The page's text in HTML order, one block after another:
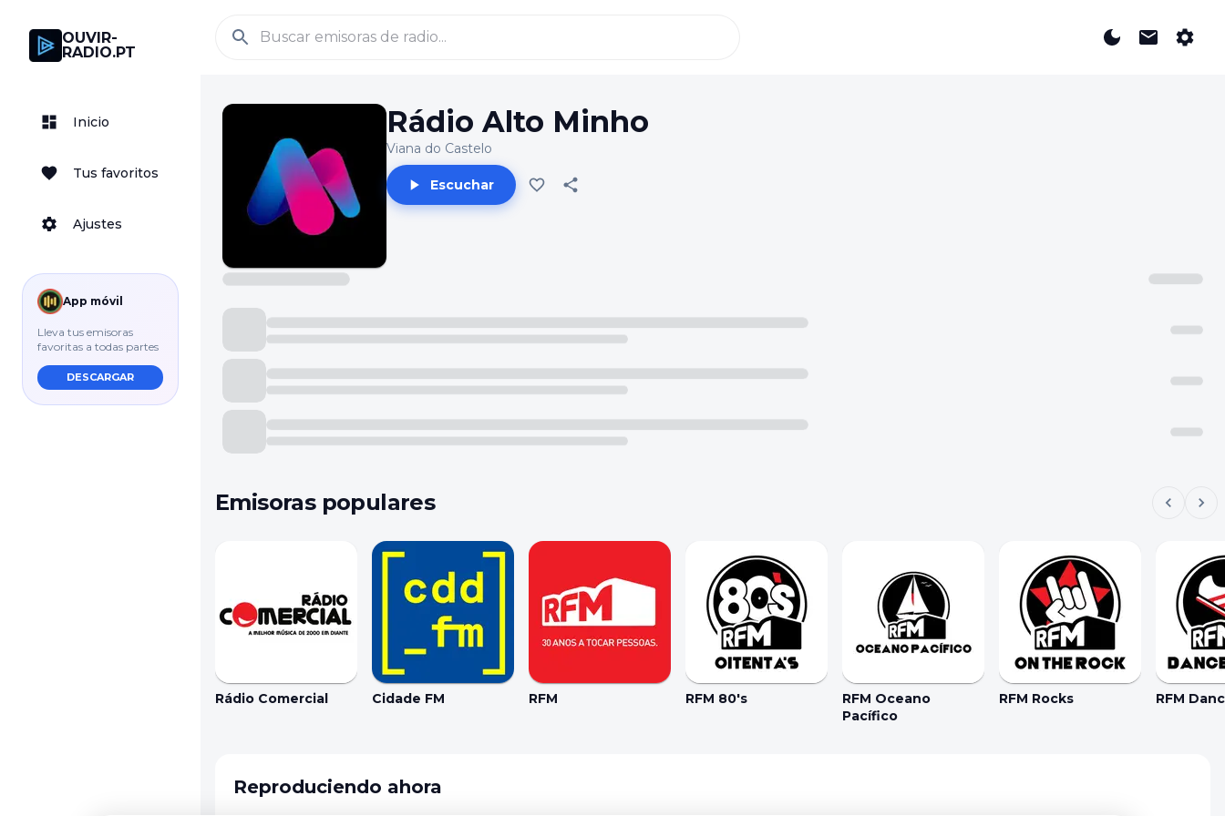
OUVIR-
RADIO.PT
Inicio
Tus favoritos
Ajustes
App móvil
Lleva tus emisoras
favoritas a todas partes
DESCARGAR
Rádio Alto Minho
Viana do Castelo
Escuchar
Emisoras populares
Rádio Comercial Cidade FM RFM RFM 80's
RFM Oceano
Pacífico
RFM Rocks RFM
Reproduciendo ahora